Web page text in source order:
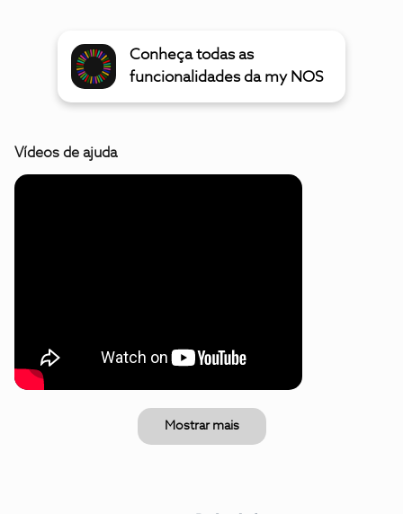
Conheça todas as
funcionalidades da my NOS
Vídeos de ajuda
Mostrar mais